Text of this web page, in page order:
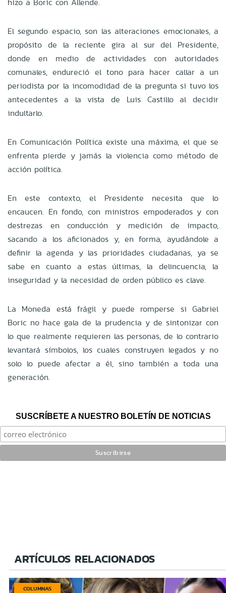
El segundo espacio, son las alteraciones emocionales, a
propósito de la reciente gira al sur del Presidente,
donde en medio de actividades con autoridades
comunales, endureció el tono para hacer callar a un
periodista por la incomodidad de la pregunta si tuvo los
antecedentes a la vista de Luis Castillo al decidir
indultarlo.
En Comunicación Política existe una máxima, el que se
enfrenta pierde y jamás la violencia como método de
acción política.
En este contexto, el Presidente necesita que lo
encaucen. En fondo, con ministros empoderados y con
destrezas en conducción y medición de impacto,
sacando a los aficionados y, en forma, ayudándole a
definir la agenda y las prioridades ciudadanas, ya se
sabe en cuanto a estas últimas, la delincuencia, la
inseguridad y la necesidad de orden público es clave.
La Moneda está frágil y puede romperse si Gabriel
Boric no hace gala de la prudencia y de sintonizar con
lo que realmente requieren las personas, de lo contrario
levantará símbolos, los cuales construyen legados y no
solo lo puede afectar a él, sino también a toda una
generación.
SUSCRÍBETE A NUESTRO BOLETÍN DE NOTICIAS
ARTÍCULOS RELACIONADOS
COLUMNAS